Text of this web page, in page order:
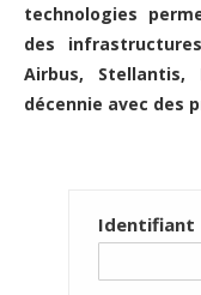
technologies
des
Airbus,
décennie avec des
Identifiant